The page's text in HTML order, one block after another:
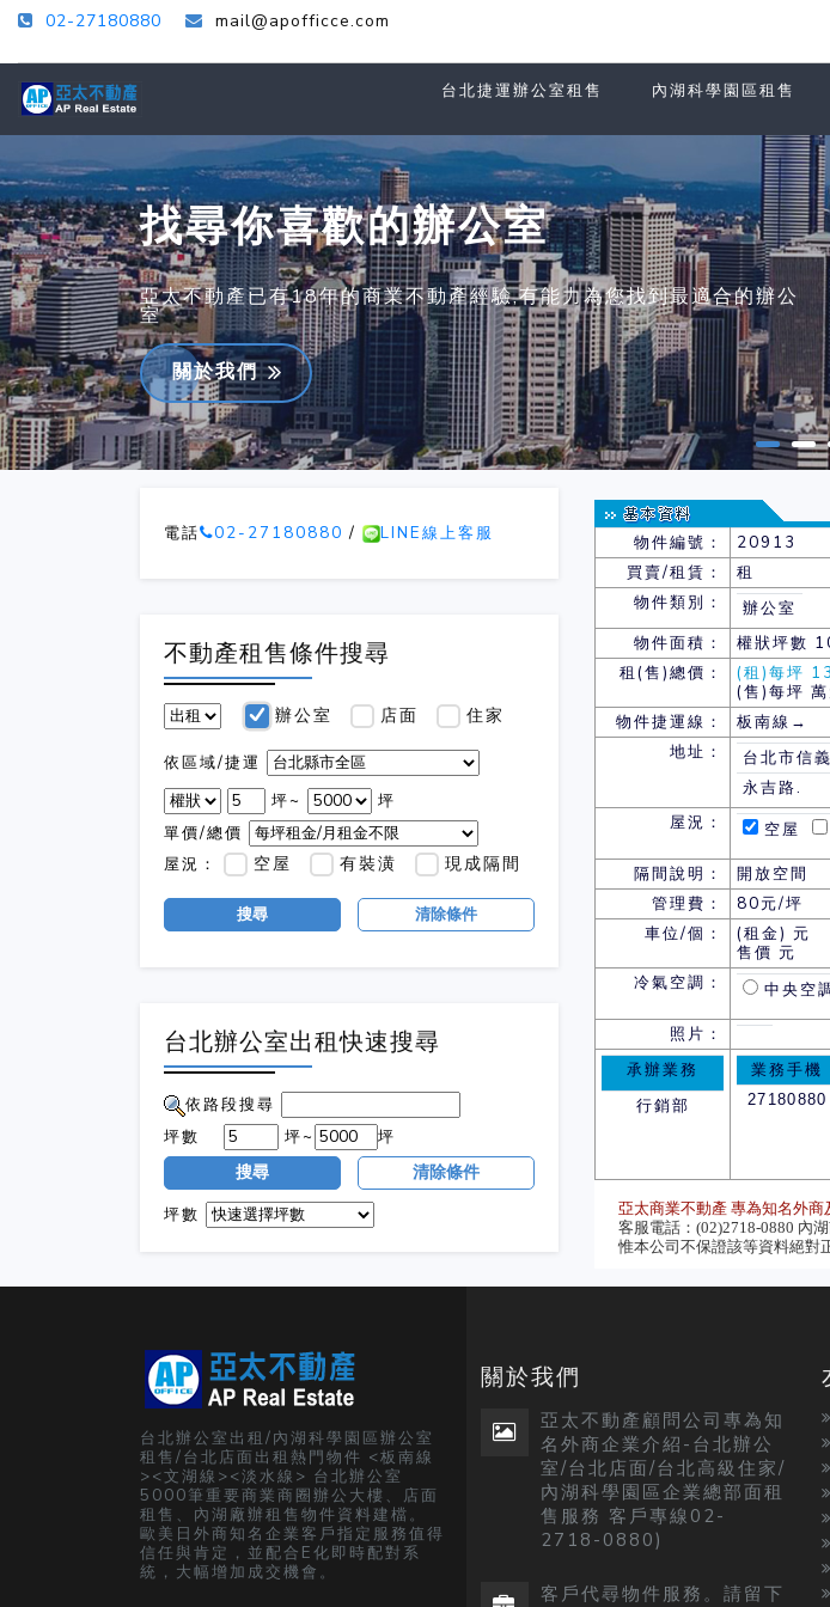
02-27180880 mail@apofficce.com
台北捷運辦公室租售 內湖科學園區租售
找尋你喜歡的辦公室
亞太不動產已有18年的商業不動產經驗,有能力為您找到最適合的辦公
室
關於我們
電話 02-27180880 / LINE線上客服
不動產租售條件搜尋
辦公室 店面 住家
依區域/捷運
坪~
坪
單價/總價
屋況：
空屋 有裝潢 現成隔間
搜尋 清除條件
台北辦公室出租快速搜尋
依路段搜尋
坪數
坪~ 坪
搜尋 清除條件
坪數
物件編號：
20913
買賣/租賃：
租
物件類別：
辦公室
物件面積：
權狀坪數
租(售)總價：
(租)每坪
(售)每坪
物件捷運線：
板南線→
地址：
台北市信
永吉路.
屋況：
空屋
隔間說明：
開放空間
管理費：
80元/坪
車位/個：
(租金) 元
售價 元
冷氣空調：
中央空
照片：
承辦業務
行銷部
業務手機
27180880
亞太商業不動產 專為知名外
客服電話：(02)2718-0880 內
惟本公司不保證該等資料絕對
台北辦公室出租/內湖科學園區辦公室
租售/台北店面出租熱門物件 <板南線
><文湖線><淡水線> 台北辦公室
5000筆重要商業商圈辦公大樓、店面
租售、內湖廠辦租售物件資料建檔。
歐美日外商知名企業客戶指定服務值得
信任與肯定，並配合E化即時配對系
統，大幅增加成交機會。
關於我們
亞太不動產顧問公司專為知
名外商企業介紹-台北辦公
室/台北店面/台北高級住家/
內湖科學園區企業總部面租
售服務 客戶專線02-
2718-0880)
客戶代尋物件服務。請留下